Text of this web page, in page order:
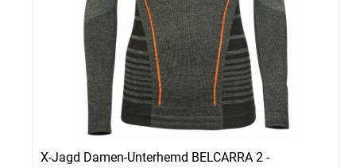
X-Jagd Damen-Unterhemd BELCARRA 2 -